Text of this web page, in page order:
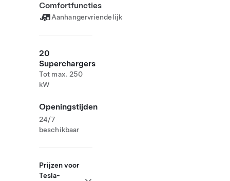
Comfortfuncties
Aanhangervriendelijk
20
Superchargers
Tot max. 250
kW
Openingstijden
24/7
beschikbaar
Prijzen voor
Tesla-